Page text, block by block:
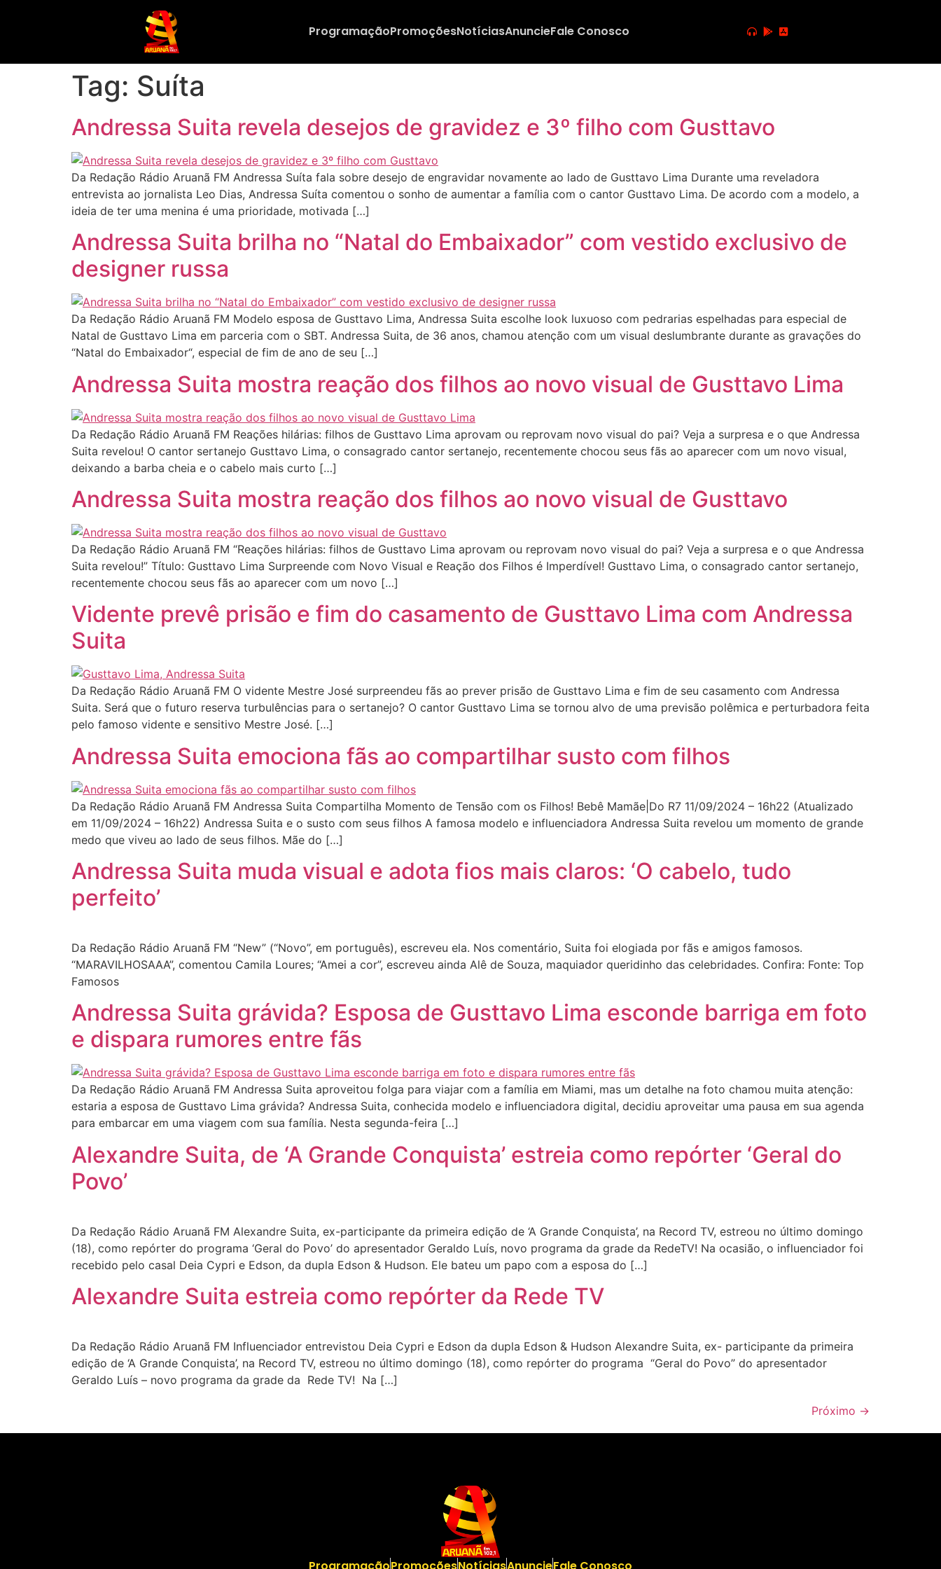
ProgramaçãoPromoçõesNotíciasAnuncieFale Conosco
Tag: Suíta
Andressa Suita revela desejos de gravidez e 3º filho com Gusttavo
Da Redação Rádio Aruanã FM Andressa Suíta fala sobre desejo de engravidar novamente ao lado de Gusttavo Lima Durante uma reveladora
entrevista ao jornalista Leo Dias, Andressa Suíta comentou o sonho de aumentar a família com o cantor Gusttavo Lima. De acordo com a modelo, a
ideia de ter uma menina é uma prioridade, motivada […]
Andressa Suita brilha no “Natal do Embaixador” com vestido exclusivo de
designer russa
Da Redação Rádio Aruanã FM Modelo esposa de Gusttavo Lima, Andressa Suita escolhe look luxuoso com pedrarias espelhadas para especial de
Natal de Gusttavo Lima em parceria com o SBT. Andressa Suita, de 36 anos, chamou atenção com um visual deslumbrante durante as gravações do
“Natal do Embaixador“, especial de fim de ano de seu […]
Andressa Suita mostra reação dos filhos ao novo visual de Gusttavo Lima
Da Redação Rádio Aruanã FM Reações hilárias: filhos de Gusttavo Lima aprovam ou reprovam novo visual do pai? Veja a surpresa e o que Andressa
Suita revelou! O cantor sertanejo Gusttavo Lima, o consagrado cantor sertanejo, recentemente chocou seus fãs ao aparecer com um novo visual,
deixando a barba cheia e o cabelo mais curto […]
Andressa Suita mostra reação dos filhos ao novo visual de Gusttavo
Da Redação Rádio Aruanã FM “Reações hilárias: filhos de Gusttavo Lima aprovam ou reprovam novo visual do pai? Veja a surpresa e o que Andressa
Suita revelou!” Título: Gusttavo Lima Surpreende com Novo Visual e Reação dos Filhos é Imperdível! Gusttavo Lima, o consagrado cantor sertanejo,
recentemente chocou seus fãs ao aparecer com um novo […]
Vidente prevê prisão e fim do casamento de Gusttavo Lima com Andressa
Suita
Da Redação Rádio Aruanã FM O vidente Mestre José surpreendeu fãs ao prever prisão de Gusttavo Lima e fim de seu casamento com Andressa
Suita. Será que o futuro reserva turbulências para o sertanejo? O cantor Gusttavo Lima se tornou alvo de uma previsão polêmica e perturbadora feita
pelo famoso vidente e sensitivo Mestre José. […]
Andressa Suita emociona fãs ao compartilhar susto com filhos
Da Redação Rádio Aruanã FM Andressa Suita Compartilha Momento de Tensão com os Filhos! Bebê Mamãe|Do R7 11/09/2024 – 16h22 (Atualizado
em 11/09/2024 – 16h22) Andressa Suita e o susto com seus filhos A famosa modelo e influenciadora Andressa Suita revelou um momento de grande
medo que viveu ao lado de seus filhos. Mãe do […]
Andressa Suita muda visual e adota fios mais claros: ‘O cabelo, tudo
perfeito’
Da Redação Rádio Aruanã FM “New” (“Novo”, em português), escreveu ela. Nos comentário, Suita foi elogiada por fãs e amigos famosos.
“MARAVILHOSAAA”, comentou Camila Loures; “Amei a cor”, escreveu ainda Alê de Souza, maquiador queridinho das celebridades. Confira: Fonte: Top
Famosos
Andressa Suita grávida? Esposa de Gusttavo Lima esconde barriga em foto
e dispara rumores entre fãs
Da Redação Rádio Aruanã FM Andressa Suita aproveitou folga para viajar com a família em Miami, mas um detalhe na foto chamou muita atenção:
estaria a esposa de Gusttavo Lima grávida? Andressa Suita, conhecida modelo e influenciadora digital, decidiu aproveitar uma pausa em sua agenda
para embarcar em uma viagem com sua família. Nesta segunda-feira […]
Alexandre Suita, de ‘A Grande Conquista’ estreia como repórter ‘Geral do
Povo’
Da Redação Rádio Aruanã FM Alexandre Suita, ex-participante da primeira edição de ‘A Grande Conquista’, na Record TV, estreou no último domingo
(18), como repórter do programa ‘Geral do Povo’ do apresentador Geraldo Luís, novo programa da grade da RedeTV! Na ocasião, o influenciador foi
recebido pelo casal Deia Cypri e Edson, da dupla Edson & Hudson. Ele bateu um papo com a esposa do […]
Alexandre Suita estreia como repórter da Rede TV
Da Redação Rádio Aruanã FM Influenciador entrevistou Deia Cypri e Edson da dupla Edson & Hudson Alexandre Suita, ex- participante da primeira
edição de ‘A Grande Conquista’, na Record TV, estreou no último domingo (18), como repórter do programa “Geral do Povo” do apresentador
Geraldo Luís – novo programa da grade da Rede TV! Na […]
Próximo →
ProgramaçãoPromoçõesNotíciasAnuncieFale Conosco